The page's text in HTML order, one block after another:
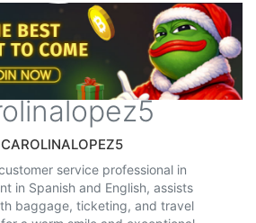
service professional in
in Spanish and English, assists
baggage, ticketing, and travel